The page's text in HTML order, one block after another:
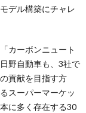
デル構築にチャレ
カーボンニュート
野自動車も、3社で
貢献を目指す方
スーパーマーケッ
に多く存在する30